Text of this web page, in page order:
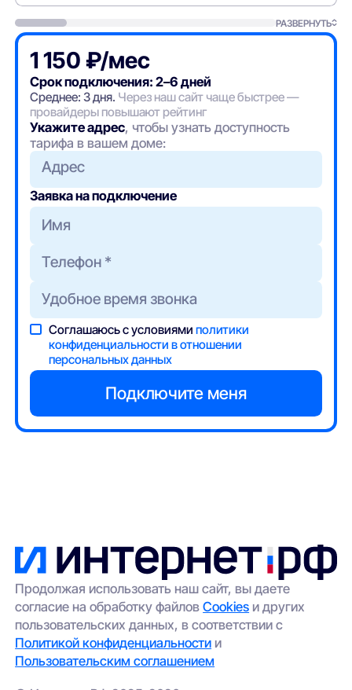
РАЗВЕРНУТЬ
1 150 ₽/мес
Срок подключения: 2–6 дней
Среднее: 3 дня. Через наш сайт чаще быстрее —
провайдеры повышают рейтинг
Укажите адрес, чтобы узнать доступность
тарифа в вашем доме:
Адрес
Заявка на подключение
Соглашаюсь с условиямиполитики
конфиденциальности в отношении
персональных данных
Продолжая использовать наш сайт, вы даете
согласие на обработку файловCookies и других
пользовательских данных, в соответствии с
Политикой конфиденциальности и
Пользовательским соглашением